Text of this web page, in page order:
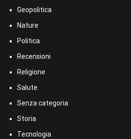
Geopolitica
Nature
Politica
Recensioni
Religione
Salute
Senza categoria
Storia
Tecnologia